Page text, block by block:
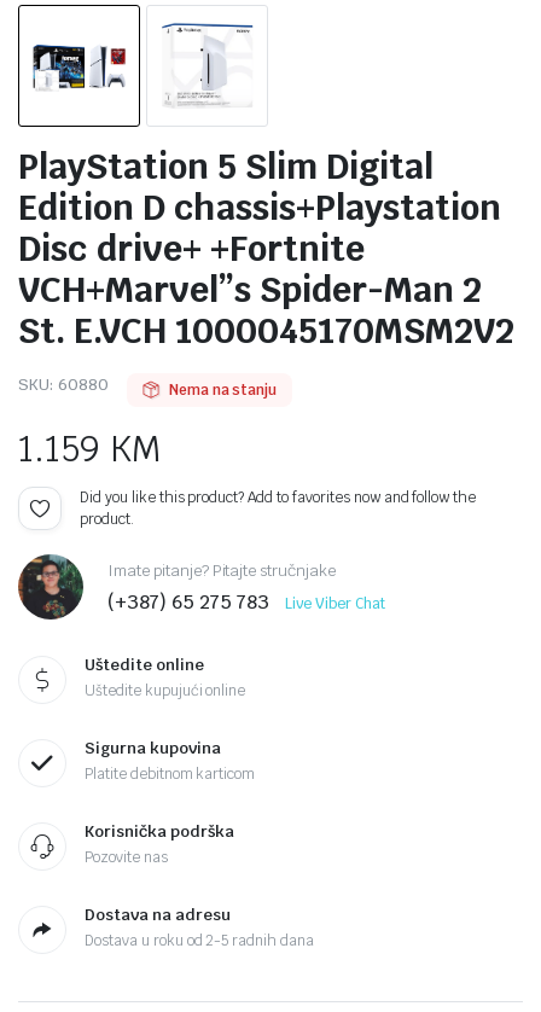
PlayStation 5 Slim Digital
Edition D chassis+Playstation
Disc drive+ +Fortnite
VCH+Marvel”s Spider-Man 2
St. E.VCH 1000045170MSM2V2
SKU: 60880 Nema na stanju
1.159 KM
Did you like this product? Add to favorites now and follow the
product.
Imate pitanje? Pitajte stručnjake
(+387) 65 275 783 Live Viber Chat
Uštedite online
Uštedite kupujući online
Sigurna kupovina
Platite debitnom karticom
Korisnička podrška
Pozovite nas
Dostava na adresu
Dostava u roku od 2-5 radnih dana